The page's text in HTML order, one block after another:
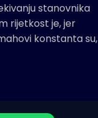
stanovnika
rijetkost je, jer
konstanta su,